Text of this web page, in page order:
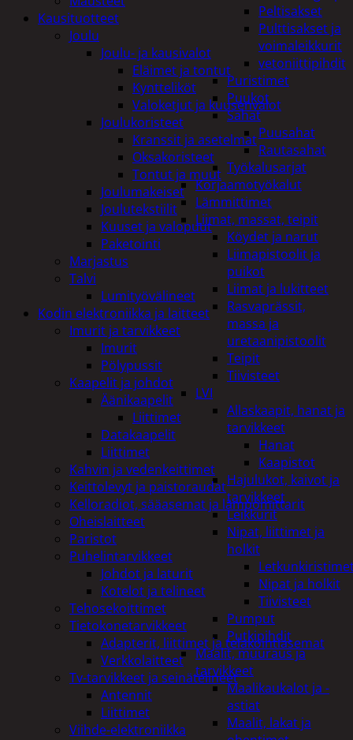
Peltisakset
Pulttisakset ja
voimaleikkurit
vetoniittipihdit
Puristimet
Puukot
Sahat
Puusahat
Rautasahat
Työkalusarjat
Korjaamotyökalut
Lämmittimet
Liimat, massat, teipit
Köydet ja narut
Liimapistoolit ja
puikot
Liimat ja lukitteet
Rasvaprässit,
massa ja
uretaanipistoolit
Teipit
Tiivisteet
LVI
Allaskaapit, hanat ja
tarvikkeet
Hanat
Kaapistot
Hajulukot, kaivot ja
tarvikkeet
Leikkurit
Nipat, liittimet ja
holkit
Nipat ja holkit
Tiivisteet
Pumput
Putkipihdit
Maalit, muuraus ja
tarvikkeet
Maalikaukalot ja -
astiat
Maalit, lakat ja
Kausituotteet
Joulu
Joulu- ja kausivalot
Eläimet ja tontut
Kyntteliköt
Valoketjut ja kuusenvalot
Joulukoristeet
Kranssit ja asetelmat
Oksakoristeet
Tontut ja muut
Joulumakeiset
Joulutekstiilit
Kuuset ja valopuut
Paketointi
Marjastus
Talvi
Lumityövälineet
Kodin elektroniikka ja laitteet
Imurit ja tarvikkeet
Imurit
Pölypussit
Kaapelit ja johdot
Äänikaapelit
Liittimet
Datakaapelit
Liittimet
Kahvin ja vedenkeittimet
Keittolevyt ja paistoraudat
Kelloradiot, sääasemat ja lämpömittarit
Oheislaitteet
Paristot
Puhelintarvikkeet
Johdot ja laturit
Kotelot ja telineet
Tehosekoittimet
Tietokonetarvikkeet
Adapterit, liittimet ja telakointiasemat
Verkkolaitteet
Tv-tarvikkeet ja seinätelineet
Antennit
Liittimet
Viihde-elektroniikka